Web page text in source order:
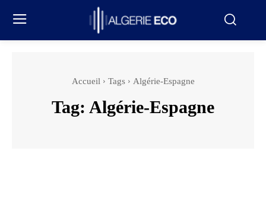
Accueil Tags Algérie-Espagne
Tag: Algérie-Espagne